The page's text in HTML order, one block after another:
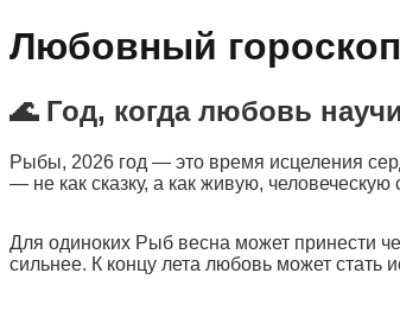
Любовный
🌊 Год, когда любовь
Рыбы, 2026 год — это время исцеления
— не как сказку, а как живую,
Для одиноких Рыб весна может принести
сильнее. К концу лета любовь может стать